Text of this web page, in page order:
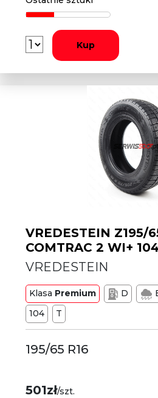
Kup
VREDESTEIN Z195/
COMTRAC 2 WI+
VREDESTEIN
Klasa Premium D
104
T
195/65 R16
501zł/szt.